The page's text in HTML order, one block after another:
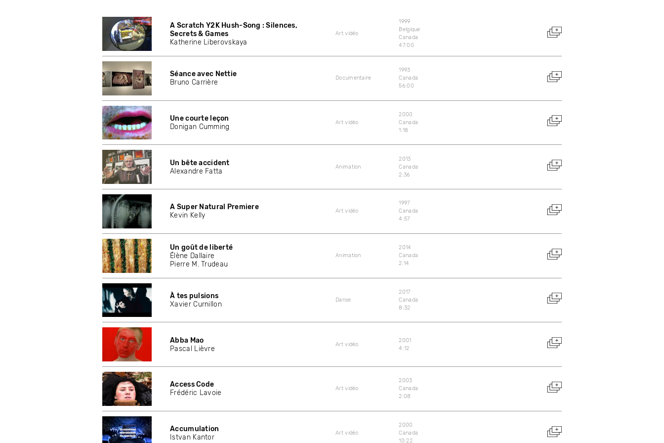
A Scratch Y2K Hush-Song : Silences,
Secrets & Games
Katherine Liberovskaya
Art vidéo
1999
Belgique
Canada
47:00
Séance avec Nettie
Bruno Carrière
Documentaire
1993
Canada
56:00
Une courte leçon
Donigan Cumming
Art vidéo
2000
Canada
1:18
Un bête accident
Alexandre Fatta
Animation
2013
Canada
2:36
A Super Natural Premiere
Kevin Kelly
Art vidéo
1997
Canada
4:57
Un goût de liberté
Élène Dallaire
Pierre M. Trudeau
Animation
2014
Canada
2:14
À tes pulsions
Xavier Curnillon
Danse
2017
Canada
8:32
Abba Mao
Pascal Lièvre
Art vidéo
2001
4:12
Access Code
Frédéric Lavoie
Art vidéo
2003
Canada
2:08
Accumulation
Istvan Kantor
Art vidéo
2000
Canada
10:22